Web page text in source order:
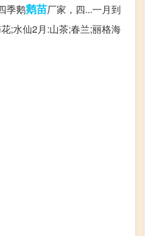
季鹅鹅苗厂家，四...一月到
;水仙2月:山茶;春兰;丽格海